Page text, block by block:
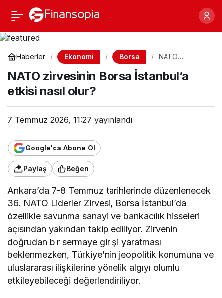
Haberler Ekonomi Borsa
NATO
Borsa
İstanbul’a etkisi
NATO zirvesinin Borsa İstanbul’a
etkisi nasıl olur?
7 Temmuz 2026, 11:27 yayınlandı
Google'da Abone Ol
Paylaş Beğen
Ankara’da 7-8 Temmuz tarihlerinde düzenlenecek
36. NATO Liderler Zirvesi, Borsa İstanbul’da
özellikle savunma sanayi ve bankacılık hisseleri
açısından yakından takip ediliyor. Zirvenin
doğrudan bir sermaye girişi yaratması
beklenmezken, Türkiye’nin jeopolitik konumuna ve
uluslararası ilişkilerine yönelik algıyı olumlu
etkileyebileceği değerlendiriliyor.
NATO zirvesinin Borsa
İstanbul’a etkisi nasıl
Paylaş